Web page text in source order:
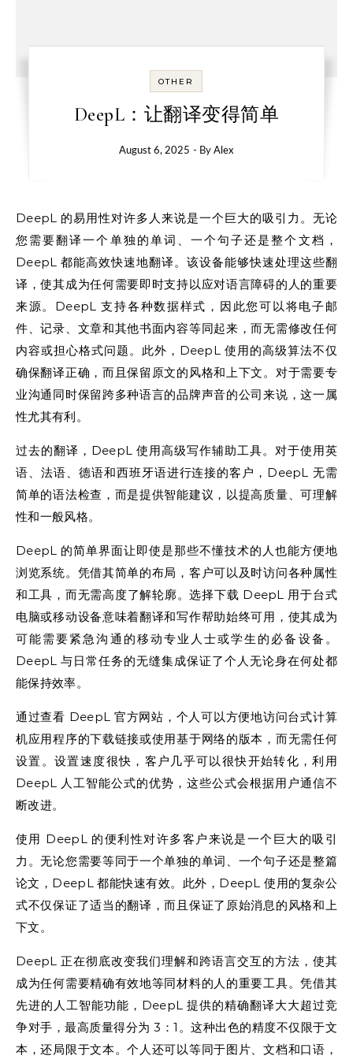
OTHER
DeepL：让翻译变得简单
August 6, 2025 - ByAlex
DeepL 的易用性对许多人来说是一个巨大的吸引力。无论
您需要翻译一个单独的单词、一个句子还是整个文档，
DeepL 都能高效快速地翻译。该设备能够快速处理这些翻
译，使其成为任何需要即时支持以应对语言障碍的人的重要
来源。DeepL 支持各种数据样式，因此您可以将电子邮
件、记录、文章和其他书面内容等同起来，而无需修改任何
内容或担心格式问题。此外，DeepL 使用的高级算法不仅
确保翻译正确，而且保留原文的风格和上下文。对于需要专
业沟通同时保留跨多种语言的品牌声音的公司来说，这一属
性尤其有利。
过去的翻译，DeepL 使用高级写作辅助工具。对于使用英
语、法语、德语和西班牙语进行连接的客户，DeepL 无需
简单的语法检查，而是提供智能建议，以提高质量、可理解
性和一般风格。
DeepL 的简单界面让即使是那些不懂技术的人也能方便地
浏览系统。凭借其简单的布局，客户可以及时访问各种属性
和工具，而无需高度了解轮廓。选择下载 DeepL 用于台式
电脑或移动设备意味着翻译和写作帮助始终可用，使其成为
可能需要紧急沟通的移动专业人士或学生的必备设备。
DeepL 与日常任务的无缝集成保证了个人无论身在何处都
能保持效率。
通过查看 DeepL 官方网站，个人可以方便地访问台式计算
机应用程序的下载链接或使用基于网络的版本，而无需任何
设置。设置速度很快，客户几乎可以很快开始转化，利用
DeepL 人工智能公式的优势，这些公式会根据用户通信不
断改进。
使用 DeepL 的便利性对许多客户来说是一个巨大的吸引
力。无论您需要等同于一个单独的单词、一个句子还是整篇
论文，DeepL 都能快速有效。此外，DeepL 使用的复杂公
式不仅保证了适当的翻译，而且保证了原始消息的风格和上
下文。
DeepL 正在彻底改变我们理解和跨语言交互的方法，使其
成为任何需要精确有效地等同材料的人的重要工具。凭借其
先进的人工智能功能，DeepL 提供的精确翻译大大超过竞
争对手，最高质量得分为 3：1。这种出色的精度不仅限于文
本，还局限于文本。个人还可以等同于图片、文档和口语，